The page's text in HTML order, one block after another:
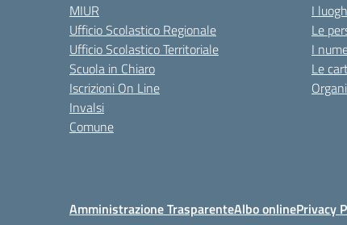
MIUR
Ufficio Scolastico Regionale
Ufficio Scolastico Territoriale
Scuola in Chiaro
Iscrizioni On Line
Invalsi
Comune
I
Le
I
Le
Amministrazione TrasparenteAlbo onlinePrivacy